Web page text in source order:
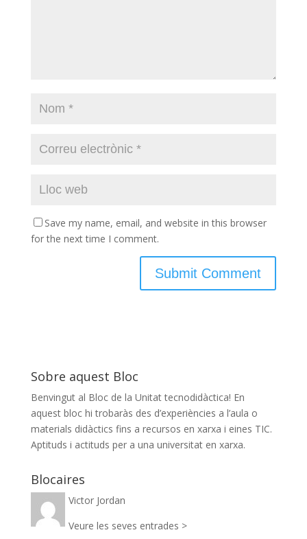
Save my name, email, and website in this browser
for the next time I comment.
Sobre aquest Bloc
Benvingut al Bloc de la Unitat tecnodidàctica! En
aquest bloc hi trobaràs des d’experiències a l’aula o
materials didàctics fins a recursos en xarxa i eines TIC.
Aptituds i actituds per a una universitat en xarxa.
Blocaires
Victor Jordan
Veure les seves entrades >